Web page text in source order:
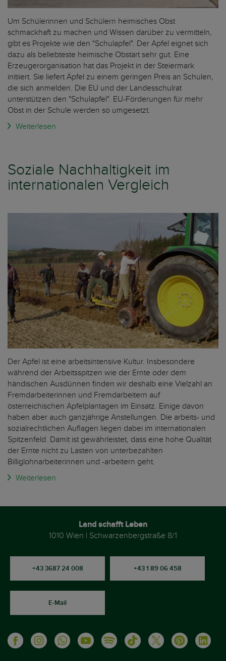
Um Schülerinnen und Schülern heimisches Obst
schmackhaft zu machen und Wissen darüber zu vermitteln,
gibt es Projekte wie den "Schulapfel". Der Apfel eignet sich
dazu als beliebteste heimische Obstart sehr gut. Eine
Erzeugerorganisation hat das Projekt in der Steiermark
initiiert. Sie liefert Äpfel zu einem geringen Preis an Schulen,
die sich anmelden. Die EU und der Landesschulrat
unterstützen den "Schulapfel". EU-Förderungen für mehr
Obst in der Schule werden so umgesetzt.
Weiterlesen
Soziale Nachhaltigkeit im
internationalen Vergleich
Der Apfel ist eine arbeitsintensive Kultur. Insbesondere
während der Arbeitsspitzen wie der Ernte oder dem
händischen Ausdünnen finden wir deshalb eine Vielzahl an
Fremdarbeiterinnen und Fremdarbeitern auf
österreichischen Apfelplantagen im Einsatz. Einige davon
haben aber auch ganzjährige Anstellungen. Die arbeits- und
sozialrechtlichen Auflagen liegen dabei im internationalen
Spitzenfeld. Damit ist gewährleistet, dass eine hohe Qualität
der Ernte nicht zu Lasten von unterbezahlten
Billiglohnarbeiterinnen und -arbeitern geht.
Weiterlesen
Land schafft Leben
1010 Wien | Schwarzenbergstraße 8/1
+43 3687 24 008 +43 1 89 06 458
E-Mail